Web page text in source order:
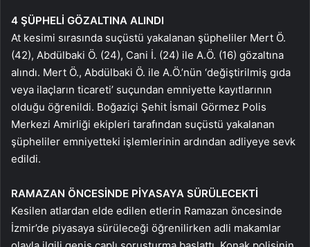
4 ŞÜPHELİ GÖZALTINA ALINDI
At kesimi sırasında suçüstü yakalanan şüpheliler Mert Ö.
(42), Abdülbaki Ö. (24), Cani İ. (24) ile A.Ö. (16) gözaltına
alındı. Mert Ö., Abdülbaki Ö. ile A.Ö.’nün ‘değiştirilmiş gıda
veya ilaçların ticareti’ suçundan emniyette kayıtlarının
olduğu öğrenildi. Boğaziçi Şehit İsmail Görmez Polis
Merkezi Amirliği ekipleri tarafından suçüstü yakalanan
şüpheliler emniyetteki işlemlerinin ardından adliyeye sevk
edildi.
RAMAZAN ÖNCESİNDE PİYASAYA SÜRÜLECEKTİ
Kesilen atlardan elde edilen etlerin Ramazan öncesinde
İzmir’de piyasaya sürüleceği öğrenilirken adli makamlar